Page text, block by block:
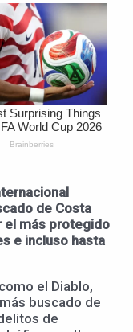
de Costa
el más protegido
e incluso hasta
el Diablo,
buscado de
de